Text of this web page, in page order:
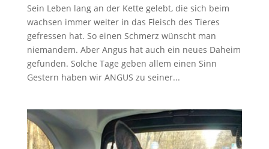
Sein Leben lang an der Kette gelebt, die sich beim
wachsen immer weiter in das Fleisch des Tieres
gefressen hat. So einen Schmerz wünscht man
niemandem. Aber Angus hat auch ein neues Daheim
gefunden. Solche Tage geben allem einen Sinn
Gestern haben wir ANGUS zu seiner...